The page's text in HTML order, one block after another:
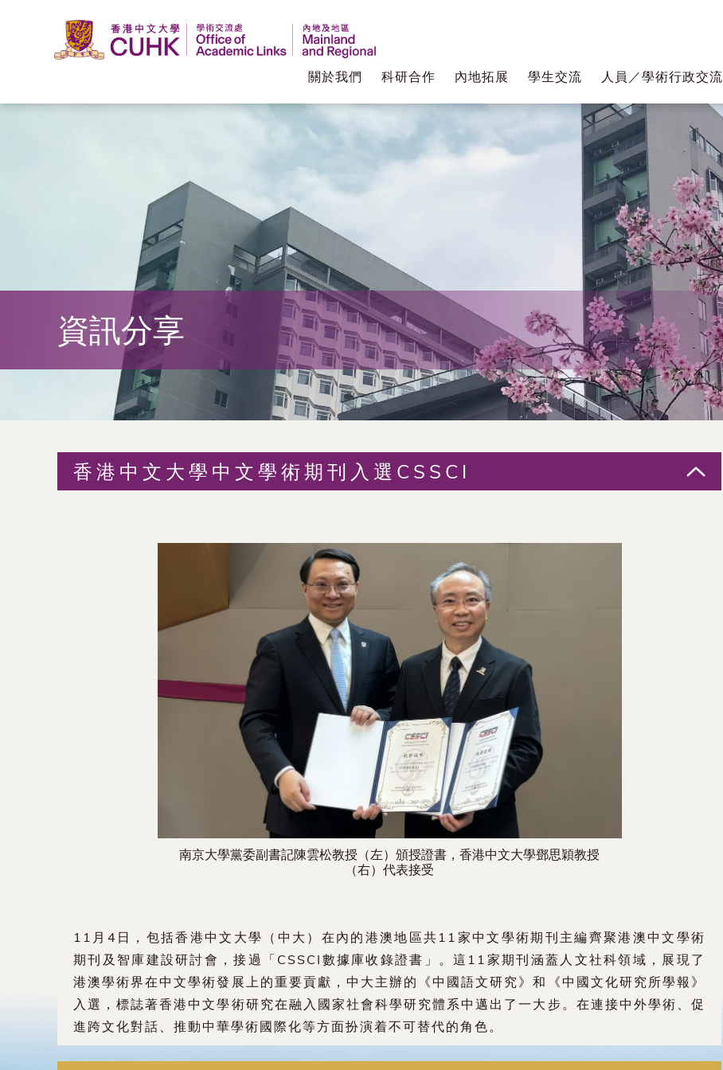
關於我們 科研合作 內地拓展 學生交流 人員／學術行政交流
香
學
術
交
資訊分享
香港中文大學中文學術期刊入選CSSCI
南京大學黨委副書記陳雲松教授（左）頒授證書，香港中文大學鄧思穎教授
（右）代表接受
11月4日，包括香港中文大學（中大）在內的港澳地區共11家中文學術期刊主編齊聚港澳中文學術
期刊及智庫建設研討會，接過「CSSCI數據庫收錄證書」。這11家期刊涵蓋人文社科領域，展現了
港澳學術界在中文學術發展上的重要貢獻，中大主辦的《中國語文研究》和《中國文化研究所學報》
入選，標誌著香港中文學術研究在融入國家社會科學研究體系中邁出了一大步。在連接中外學術、促
進跨文化對話、推動中華學術國際化等方面扮演着不可替代的角色。